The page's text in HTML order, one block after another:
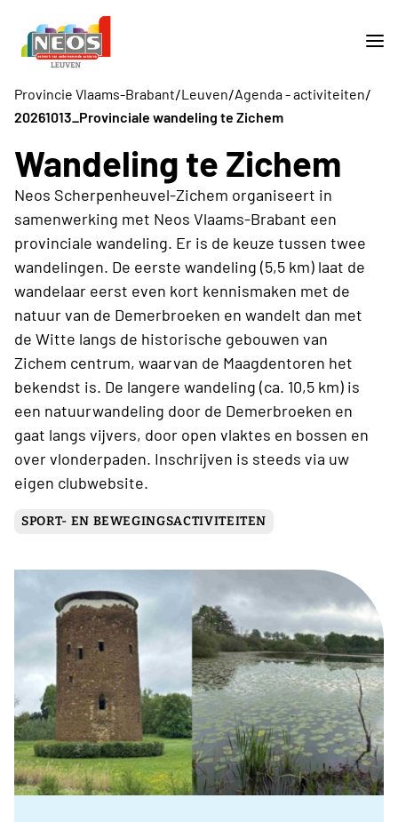
Provincie Vlaams-Brabant/Leuven/Agenda - activiteiten/
20261013_Provinciale wandeling te Zichem
Wandeling te Zichem
Neos Scherpenheuvel-Zichem organiseert in
samenwerking met Neos Vlaams-Brabant een
provinciale wandeling. Er is de keuze tussen twee
wandelingen. De eerste wandeling (5,5 km) laat de
wandelaar eerst even kort kennismaken met de
natuur van de Demerbroeken en wandelt dan met
de Witte langs de historische gebouwen van
Zichem centrum, waarvan de Maagdentoren het
bekendst is. De langere wandeling (ca. 10,5 km) is
een natuurwandeling door de Demerbroeken en
gaat langs vijvers, door open vlaktes en bossen en
over vlonderpaden. Inschrijven is steeds via uw
eigen clubwebsite.
SPORT- EN BEWEGINGSACTIVITEITEN